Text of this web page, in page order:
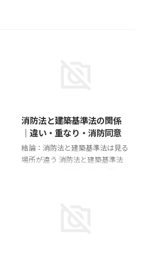
消防法と建築基準法の関係
｜違い・重なり・消防同意
結論：消防法と建築基準法は見る
場所が違う 消防法と建築基準法